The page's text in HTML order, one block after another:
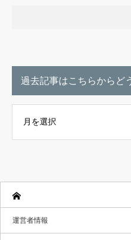
過去記事はこちらからど
運営者情報